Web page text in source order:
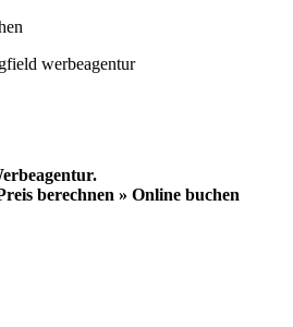
berechnen » Online buchen